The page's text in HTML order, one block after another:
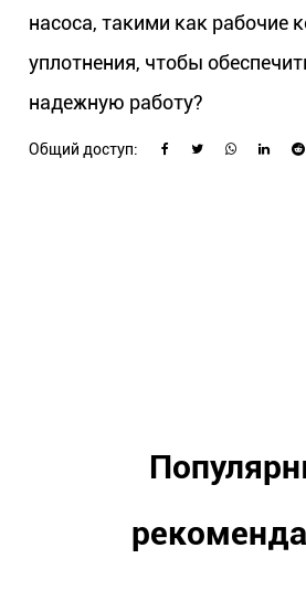
насоса, такими как рабочие
уплотнения, чтобы
надежную работу?
Общий доступ: